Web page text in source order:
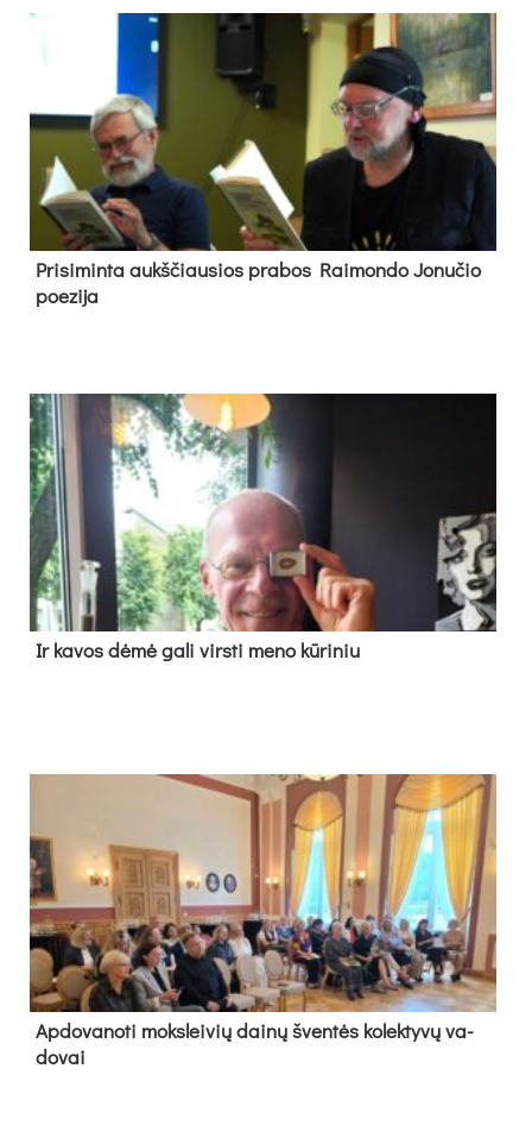
Pri­si­min­ta aukš­čiau­sios pra­bos Rai­mon­do Jo­nu­čio
poe­zi­ja
Ir ka­vos dė­mė ga­li virs­ti me­no kū­ri­niu
Ap­do­va­no­ti moks­lei­vių dai­nų šven­tės ko­lek­ty­vų va­
do­vai